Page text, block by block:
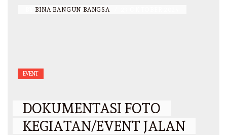
BINA BANGUN BANGSA
EVENT
DOKUMENTASI FOTO
KEGIATAN/EVENT JALAN